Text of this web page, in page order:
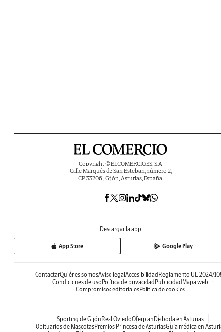
Copyright © ELCOMERCIO.ES, S.A
Calle Marqués de San Esteban, número 2,
CP 33206 , Gijón, Asturias, España
Descargar la app
App Store Google Play
ContactarQuiénes somosAviso legalAccesibilidadReglamento UE 2024/
Condiciones de usoPolítica de privacidadPublicidadMapa web
Compromisos editorialesPolítica de cookies
Sporting de GijónReal OviedoOferplanDe boda en Asturias
Obituarios de MascotasPremios Princesa de AsturiasGuía médica en